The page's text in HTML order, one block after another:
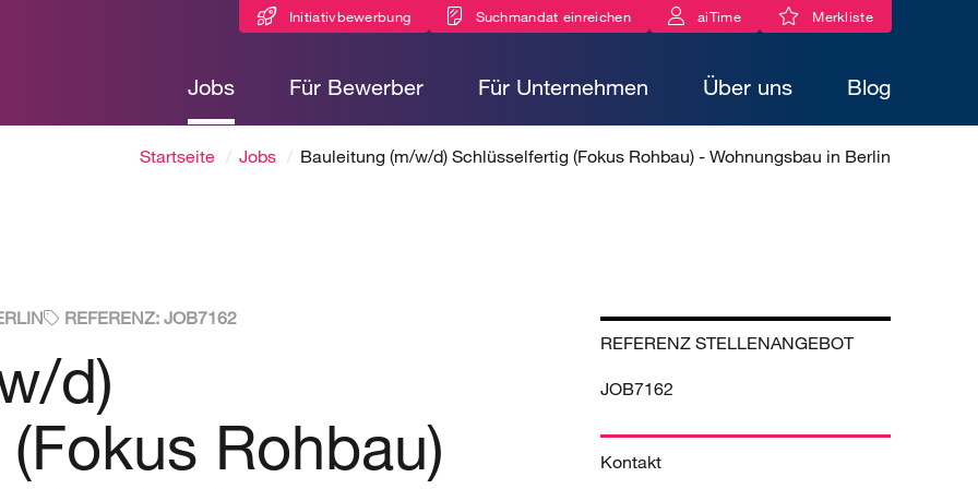
Initiativbewerbung Suchmandat einreichen aiTime Merkliste
Jobs Für Bewerber Für Unternehmen Über uns Blog
Startseite Jobs Bauleitung (m/w/d) Schlüsselfertig (Fokus Rohbau) - Wohnungsbau in Berlin
REFERENZ: JOB7162
d)
Rohbau)
REFERENZ STELLENANGEBOT
JOB7162
Kontakt